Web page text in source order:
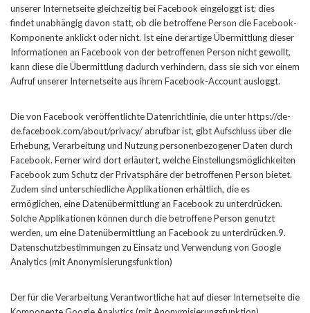
unserer Internetseite gleichzeitig bei Facebook eingeloggt ist; dies
findet unabhängig davon statt, ob die betroffene Person die Facebook-
Komponente anklickt oder nicht. Ist eine derartige Übermittlung dieser
Informationen an Facebook von der betroffenen Person nicht gewollt,
kann diese die Übermittlung dadurch verhindern, dass sie sich vor einem
Aufruf unserer Internetseite aus ihrem Facebook-Account ausloggt.
Die von Facebook veröffentlichte Datenrichtlinie, die unter https://de-
de.facebook.com/about/privacy/ abrufbar ist, gibt Aufschluss über die
Erhebung, Verarbeitung und Nutzung personenbezogener Daten durch
Facebook. Ferner wird dort erläutert, welche Einstellungsmöglichkeiten
Facebook zum Schutz der Privatsphäre der betroffenen Person bietet.
Zudem sind unterschiedliche Applikationen erhältlich, die es
ermöglichen, eine Datenübermittlung an Facebook zu unterdrücken.
Solche Applikationen können durch die betroffene Person genutzt
werden, um eine Datenübermittlung an Facebook zu unterdrücken.9.
Datenschutzbestimmungen zu Einsatz und Verwendung von Google
Analytics (mit Anonymisierungsfunktion)
Der für die Verarbeitung Verantwortliche hat auf dieser Internetseite die